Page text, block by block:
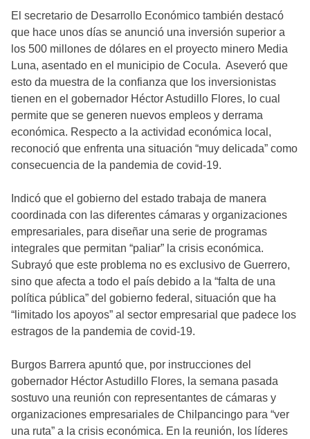
El secretario de Desarrollo Económico también destacó
que hace unos días se anunció una inversión superior a
los 500 millones de dólares en el proyecto minero Media
Luna, asentado en el municipio de Cocula. Aseveró que
esto da muestra de la confianza que los inversionistas
tienen en el gobernador Héctor Astudillo Flores, lo cual
permite que se generen nuevos empleos y derrama
económica. Respecto a la actividad económica local,
reconoció que enfrenta una situación “muy delicada” como
consecuencia de la pandemia de covid-19.
Indicó que el gobierno del estado trabaja de manera
coordinada con las diferentes cámaras y organizaciones
empresariales, para diseñar una serie de programas
integrales que permitan “paliar” la crisis económica.
Subrayó que este problema no es exclusivo de Guerrero,
sino que afecta a todo el país debido a la “falta de una
política pública” del gobierno federal, situación que ha
“limitado los apoyos” al sector empresarial que padece los
estragos de la pandemia de covid-19.
Burgos Barrera apuntó que, por instrucciones del
gobernador Héctor Astudillo Flores, la semana pasada
sostuvo una reunión con representantes de cámaras y
organizaciones empresariales de Chilpancingo para “ver
una ruta” a la crisis económica. En la reunión, los líderes